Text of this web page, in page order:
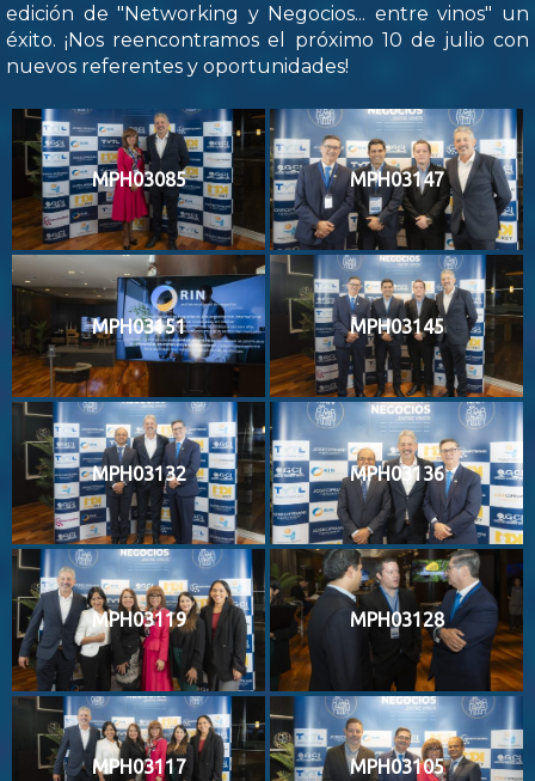
edición de "Networking y Negocios... entre vinos" un
éxito. ¡Nos reencontramos el próximo 10 de julio con
nuevos referentes y oportunidades!
MPH03085 MPH03147
MPH03151 MPH03145
MPH03132 MPH03136
MPH03119 MPH03128
MPH03117 MPH03105